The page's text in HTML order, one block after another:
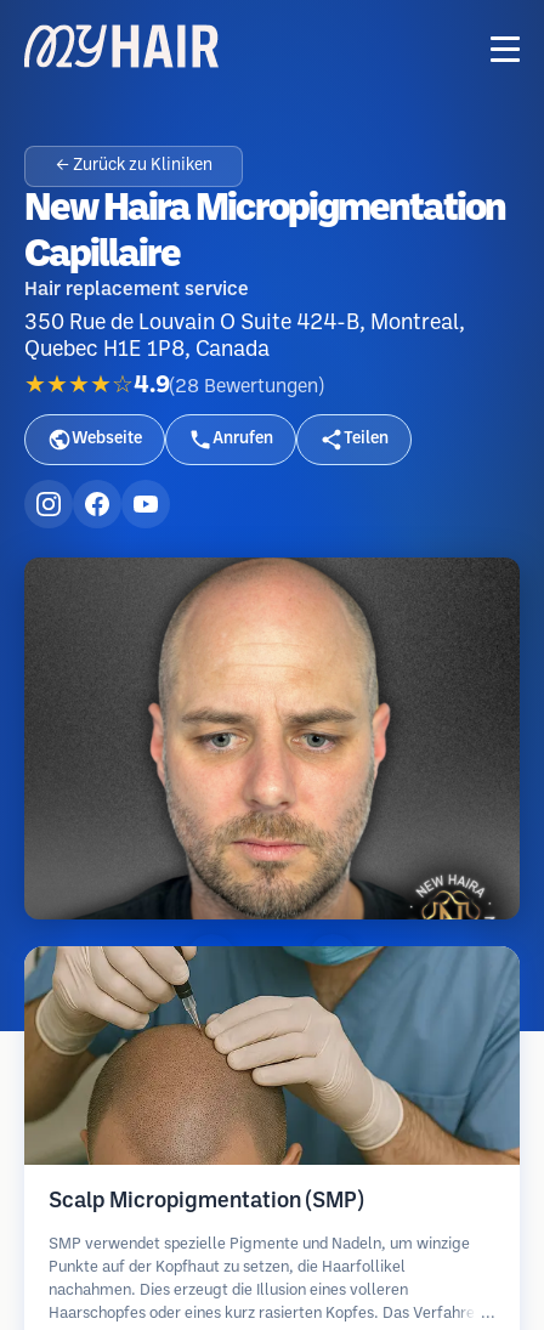
← Zurück zu Kliniken
New Haira Micropigmentation
Capillaire
Hair replacement service
350 Rue de Louvain O Suite 424-B, Montreal,
Quebec H1E 1P8, Canada
★★★★☆4.9(28 Bewertungen )
Webseite Anrufen Teilen
Scalp Micropigmentation (SMP)
SMP verwendet spezielle Pigmente und Nadeln, um winzige
Punkte auf der Kopfhaut zu setzen, die Haarfollikel
nachahmen. Dies erzeugt die Illusion eines volleren
Haarschopfes oder eines kurz rasierten Kopfes. Das Verfahren